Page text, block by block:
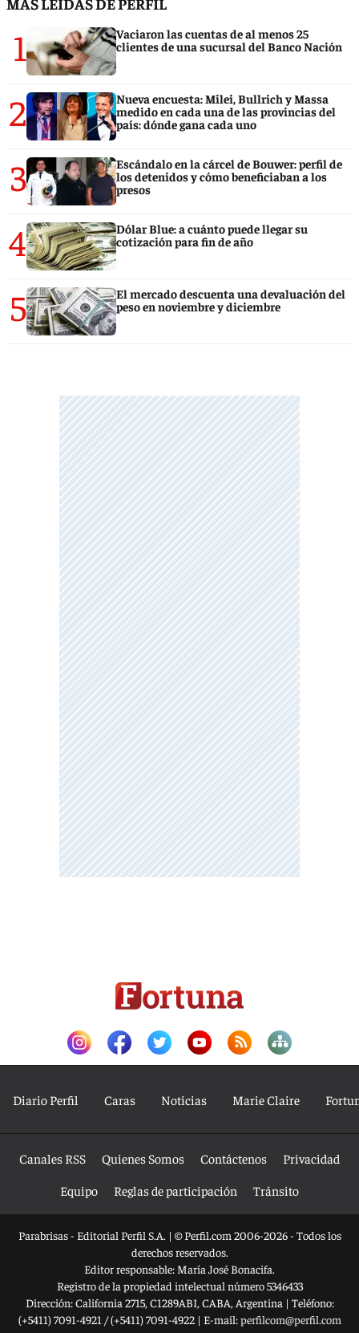
1
Vaciaron las cuentas de al menos 25
clientes de una sucursal del Banco Nación
2
Nueva encuesta: Milei, Bullrich y Massa
medido en cada una de las provincias del
país: dónde gana cada uno
3
Escándalo en la cárcel de Bouwer: perfil de
los detenidos y cómo beneficiaban a los
presos
4
Dólar Blue: a cuánto puede llegar su
cotización para fin de año
5
El mercado descuenta una devaluación del
peso en noviembre y diciembre
Diario Perfil Caras Noticias Marie Claire
Canales RSS Quienes Somos Contáctenos
Privacidad
Equipo
Reglas de participación Tránsito
Parabrisas - Editorial Perfil S.A. | © Perfil.com 2006-2026 - Todos los
derechos reservados.
Editor responsable: María José Bonacifa.
Registro de la propiedad intelectual número 5346433
Dirección:California 2715, C1289ABI, CABA, Argentina | Teléfono:
(+5411) 7091-4921 /(+5411) 7091-4922| E-mail:perfilcom@perfil.com